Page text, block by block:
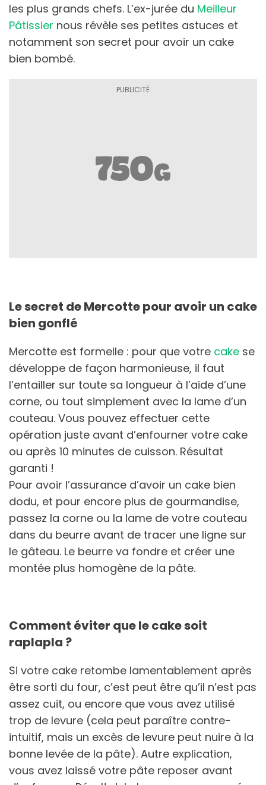
les plus grands chefs. L’ex-jurée du Meilleur
Pâtissier nous révèle ses petites astuces et
notamment son secret pour avoir un cake
bien bombé.
Le secret de Mercotte pour avoir un cake
bien gonflé
Mercotte est formelle : pour que votre cake se
développe de façon harmonieuse, il faut
l’entailler sur toute sa longueur à l’aide d’une
corne, ou tout simplement avec la lame d’un
couteau. Vous pouvez effectuer cette
opération juste avant d’enfourner votre cake
ou après 10 minutes de cuisson. Résultat
garanti !
Pour avoir l’assurance d’avoir un cake bien
dodu, et pour encore plus de gourmandise,
passez la corne ou la lame de votre couteau
dans du beurre avant de tracer une ligne sur
le gâteau. Le beurre va fondre et créer une
montée plus homogène de la pâte.
Comment éviter que le cake soit
raplapla ?
Si votre cake retombe lamentablement après
être sorti du four, c’est peut être qu’il n’est pas
assez cuit, ou encore que vous avez utilisé
trop de levure (cela peut paraître contre-
intuitif, mais un excès de levure peut nuire à la
bonne levée de la pâte). Autre explication,
vous avez laissé votre pâte reposer avant